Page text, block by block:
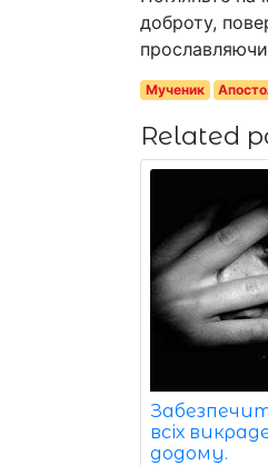
доброту,
прославляючи
Мученик
Related
всіх
додому.